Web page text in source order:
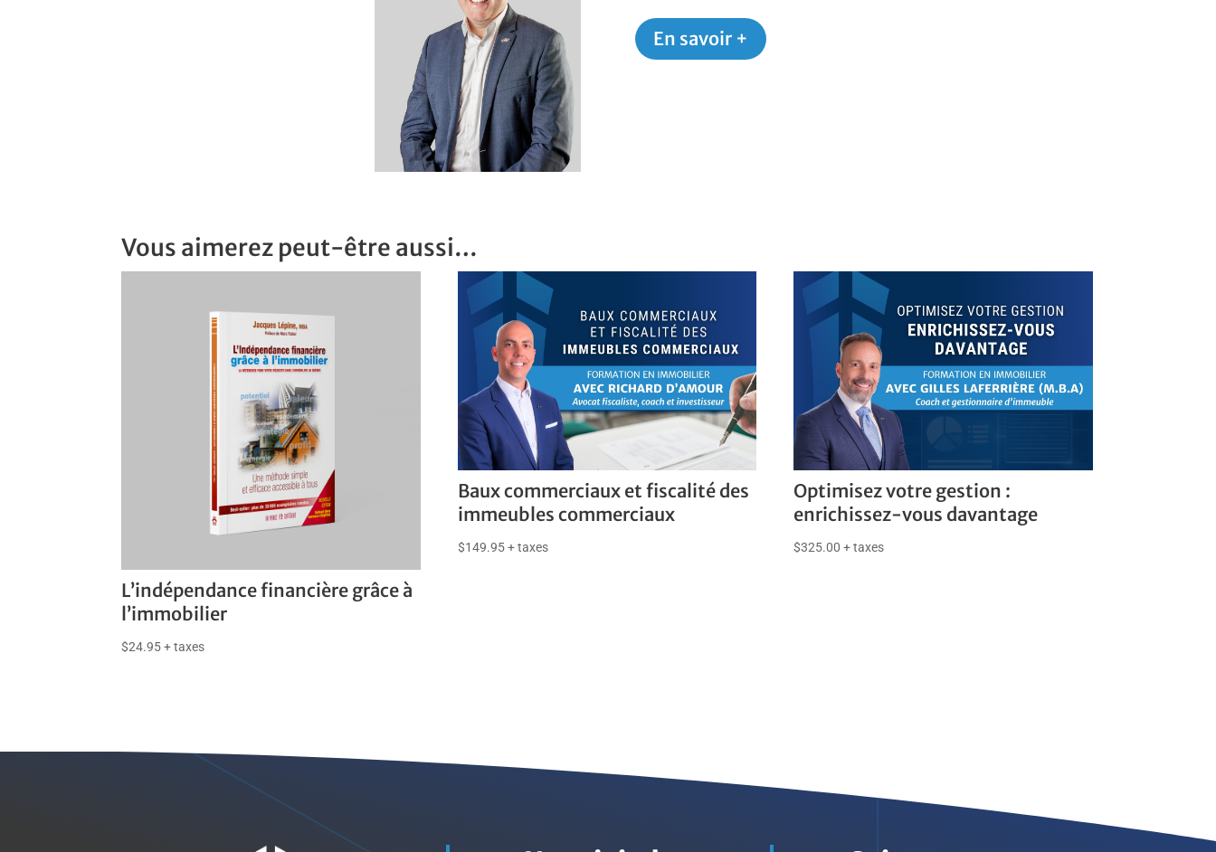
Cette formation pourrait vous être créditée si vous optez
pour le programme coaching avancé du Club Select
En savoir +
Vous aimerez peut-être aussi…
L’indépendance financière grâce à
l’immobilier
$24.95 + taxes
Baux commerciaux et fiscalité des
immeubles commerciaux
$149.95+ taxes
Optimisez votre gestion :
enrichissez-vous davantage
$325.00 + taxes